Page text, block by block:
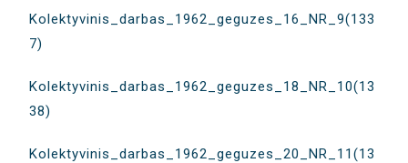
Kolektyvinis_darbas_1962_geguzes_16_NR_9(133
7)
Kolektyvinis_darbas_1962_geguzes_18_NR_10(13
38)
Kolektyvinis_darbas_1962_geguzes_20_NR_11(13